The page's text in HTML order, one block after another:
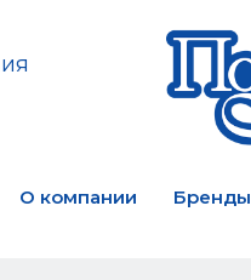
О компании Бренды